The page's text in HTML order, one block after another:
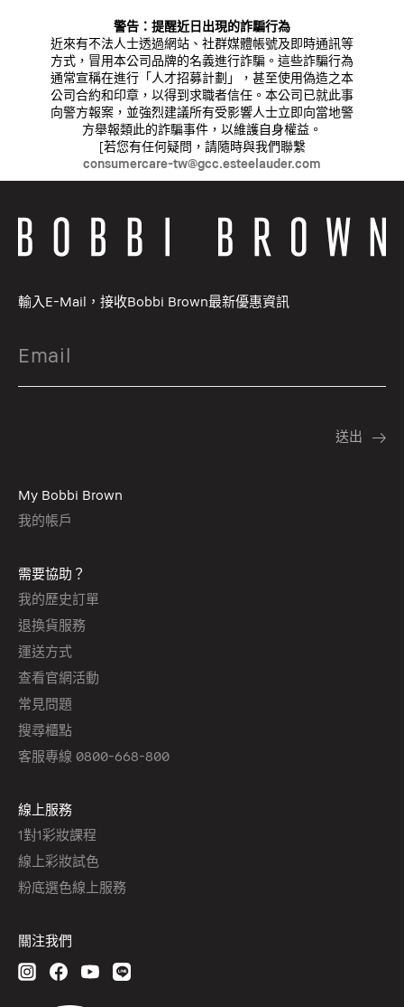
警告：提醒近日出現的詐騙行為
近來有不法人士透過網站、社群媒體帳號及即時通訊等
方式，冒用本公司品牌的名義進行詐騙。這些詐騙行為
通常宣稱在進行「人才招募計劃」，甚至使用偽造之本
公司合約和印章，以得到求職者信任。本公司已就此事
向警方報案，並強烈建議所有受影響人士立即向當地警
方舉報類此的詐騙事件，以維護自身權益。
[若您有任何疑問，請隨時與我們聯繫
consumercare-tw@gcc.esteelauder.com
輸入E-Mail，接收Bobbi Brown最新優惠資訊
My Bobbi Brown
我的帳戶
需要協助？
我的歷史訂單
退換貨服務
運送方式
查看官網活動
常見問題
搜尋櫃點
客服專線 0800-668-800
線上服務
1對1彩妝課程
線上彩妝試色
粉底選色線上服務
關注我們